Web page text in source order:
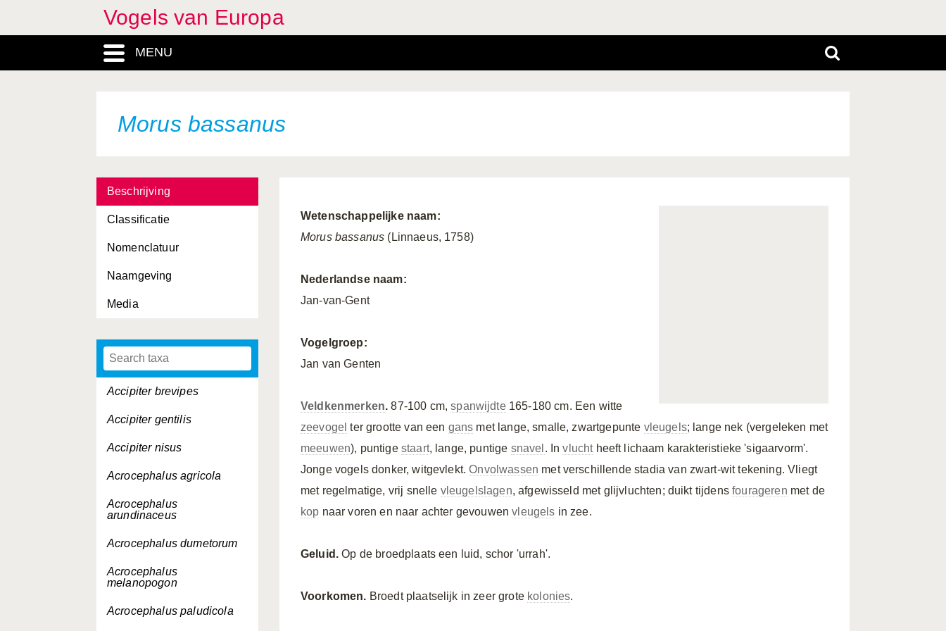
Vogels van Europa
MENU
Morus bassanus
Beschrijving
Classificatie
Nomenclatuur
Naamgeving
Media
Accipiter brevipes
Accipiter gentilis
Accipiter nisus
Acrocephalus agricola
Acrocephalus
arundinaceus
Acrocephalus dumetorum
Acrocephalus
melanopogon
Acrocephalus paludicola
Wetenschappelijke naam:
Morus bassanus (Linnaeus, 1758)
Nederlandse naam:
Jan-van-Gent
Vogelgroep:
Jan van Genten
Veldkenmerken. 87-100 cm,spanwijdte165-180 cm. Een witte
zeevogel ter grootte van een gans met lange, smalle, zwartgepunte vleugels; lange nek (vergeleken met
meeuwen), puntige staart, lange, puntige snavel . Invluchtheeft lichaam karakteristieke 'sigaarvorm'.
Jonge vogels donker, witgevlekt.Onvolwassen met verschillende stadia van zwart-wit tekening. Vliegt
met regelmatige, vrij snelle vleugelslagen, afgewisseld met glijvluchten; duikt tijdensfourageren met de
kop naar voren en naar achter gevouwenvleugels in zee.
Geluid. Op de broedplaats een luid, schor 'urrah'.
Voorkomen. Broedt plaatselijk in zeer grote kolonies.